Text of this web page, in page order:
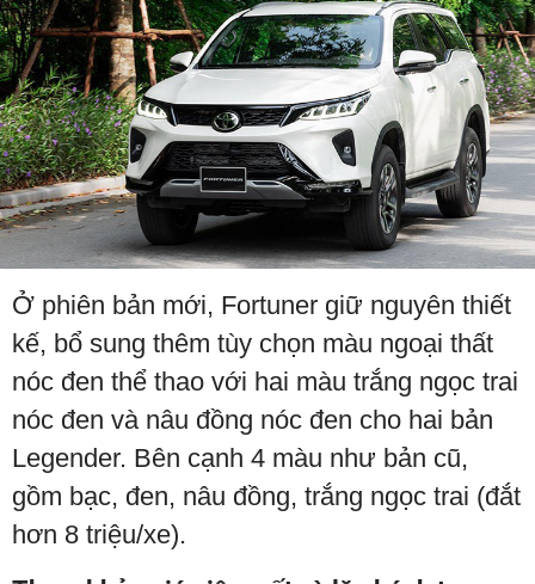
Ở phiên bản mới, Fortuner giữ nguyên thiết
kế, bổ sung thêm tùy chọn màu ngoại thất
nóc đen thể thao với hai màu trắng ngọc trai
nóc đen và nâu đồng nóc đen cho hai bản
Legender. Bên cạnh 4 màu như bản cũ,
gồm bạc, đen, nâu đồng, trắng ngọc trai (đắt
hơn 8 triệu/xe).